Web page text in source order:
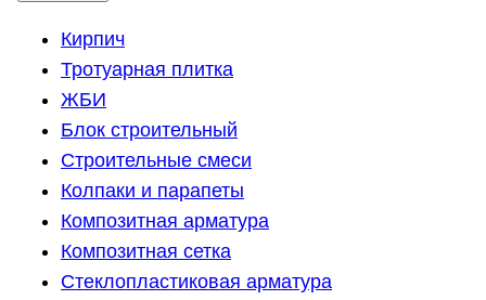
Кирпич
Тротуарная плитка
ЖБИ
Блок строительный
Строительные смеси
Колпаки и парапеты
Композитная арматура
Композитная сетка
Стеклопластиковая арматура